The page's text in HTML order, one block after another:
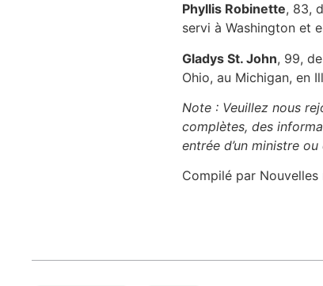
Phyllis Robinette, 83,
servi à Washington et
Gladys St. John, 99,
Ohio, au Michigan, en
Note : Veuillez nous
complètes, des
entrée d’un ministre ou
Compilé par Nouvelles